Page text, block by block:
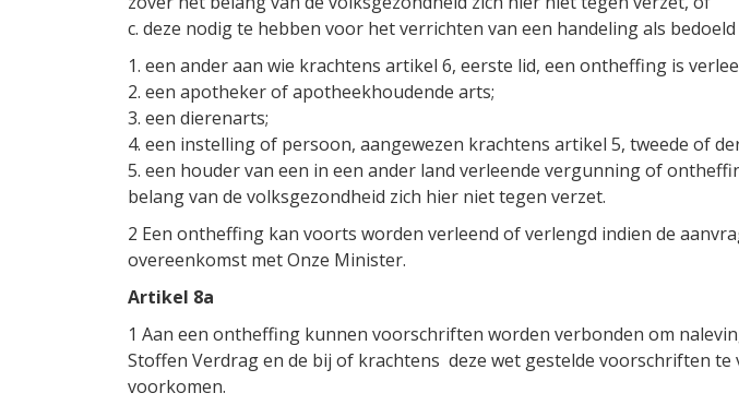
c. deze nodig te hebben voor het verrichten van een handeling als
1. een ander aan wie krachtens artikel 6, eerste lid, een ontheffing is
2. een apotheker of apotheekhoudende arts;
3. een dierenarts;
4. een instelling of persoon, aangewezen krachtens artikel 5, tweede of
5. een houder van een in een ander land verleende vergunning of
belang van de volksgezondheid zich hier niet tegen verzet.
2 Een ontheffing kan voorts worden verleend of verlengd indien de
overeenkomst met Onze Minister.
Artikel 8a
1 Aan een ontheffing kunnen voorschriften worden verbonden om
Stoffen Verdrag en de bij of krachtens deze wet gestelde voorschriften
voorkomen.